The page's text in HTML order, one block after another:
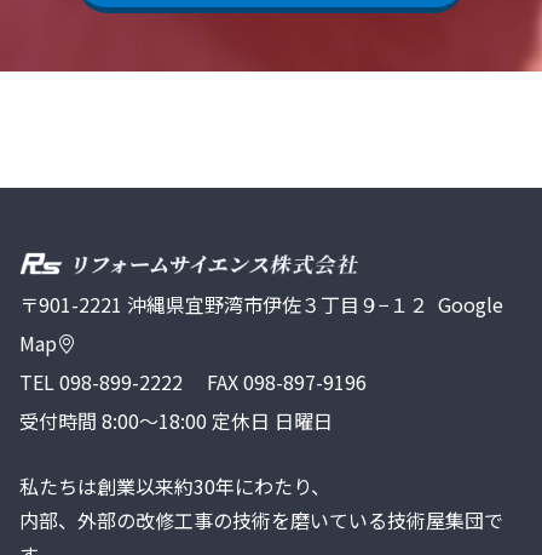
〒901-2221 沖縄県宜野湾市伊佐３丁目９−１２ Google
Map
TEL098-899-2222
FAX 098-897-9196
受付時間 8:00～18:00 定休日 日曜日
私たちは創業以来約30年にわたり、
内部、外部の改修工事の技術を磨いている技術屋集団で